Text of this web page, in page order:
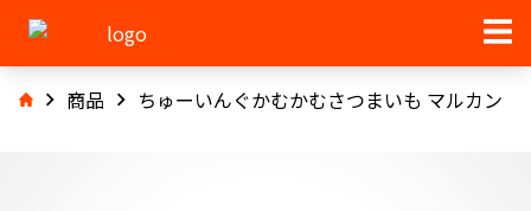
商品 ちゅーいんぐかむかむさつまいも マルカン